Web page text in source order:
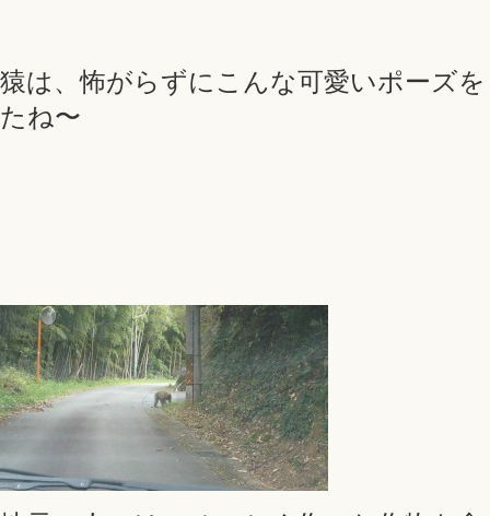
猿は、怖がらずにこんな可愛いポーズ
たね〜